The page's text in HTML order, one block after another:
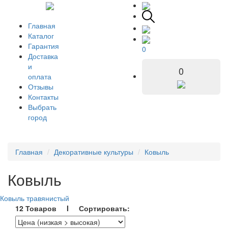
Главная
Каталог
Гарантия
Доставка
и
оплата
Отзывы
Контакты
Выбрать
город
0
0
Главная Декоративные культуры Ковыль
Ковыль
Ковыль травянистый
12 Товаров I Сортировать: